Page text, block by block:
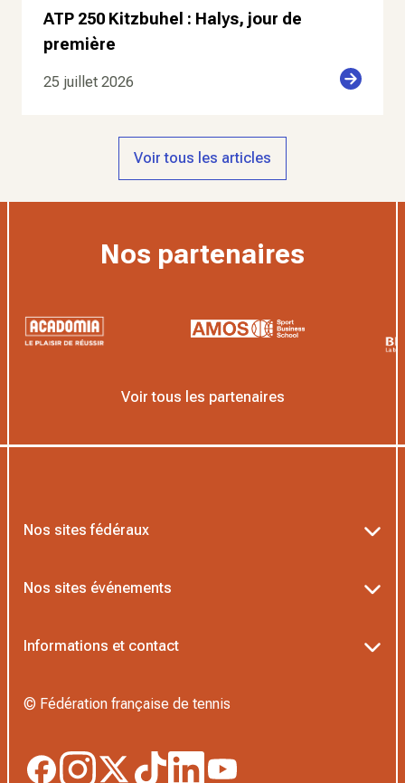
ATP 250 Kitzbuhel : Halys, jour de
première
25 juillet 2026
Voir tous les articles
Nos partenaires
Voir tous les partenaires
Nos sites fédéraux
L’Institut Formation Tennis
Proshop FFT
Nos sites événements
Boutique Officielle
Informations et contact
Politique des cookies
© Fédération française de tennis